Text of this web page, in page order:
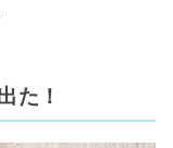
た！